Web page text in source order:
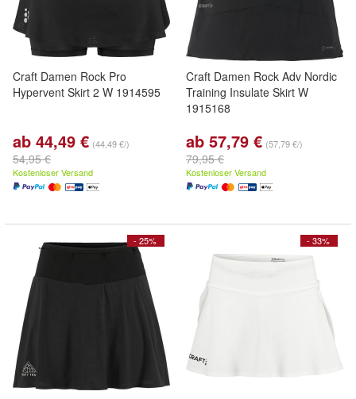
Craft Damen Rock Pro
Hypervent Skirt 2 W 1914595
ab 44,49 € (44,49 €/)
54,95 €
Kostenloser Versand
Craft Damen Rock Adv Nordic
Training Insulate Skirt W
1915168
ab 57,79 € (57,79 €/)
79,95 €
Kostenloser Versand
- 25% - 33%